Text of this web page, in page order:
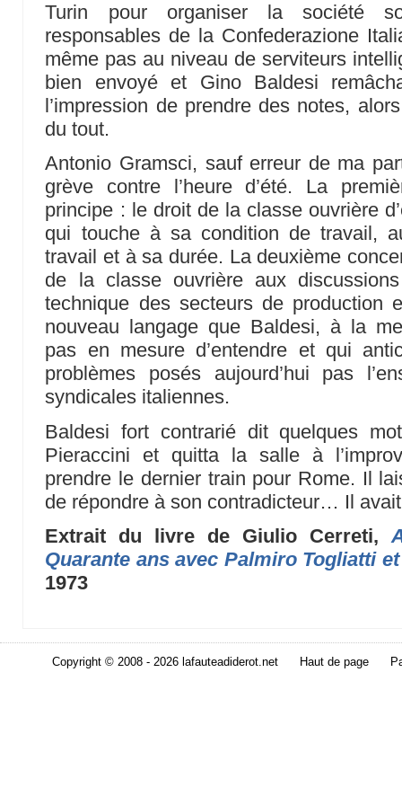
Turin pour organiser la société
responsables de la Confederazione
même pas au niveau de serviteurs
bien envoyé et Gino Baldesi
l’impression de prendre des notes,
du tout.
Antonio Gramsci, sauf erreur de ma
grève contre l’heure d’été. La
principe : le droit de la classe ouvrière
qui touche à sa condition de travail,
travail et à sa durée. La deuxième
de la classe ouvrière aux
technique des secteurs de production
nouveau langage que Baldesi, à la
pas en mesure d’entendre et qui
problèmes posés aujourd’hui pas
syndicales italiennes.
Baldesi fort contrarié dit quelques
Pieraccini et quitta la salle à
prendre le dernier train pour Rome. Il
de répondre à son contradicteur… Il
Extrait du livre de Giulio Cerreti,
Quarante ans avec Palmiro Togliatti
1973
Copyright © 2008 - 2026 lafauteadiderot.net Haut de page